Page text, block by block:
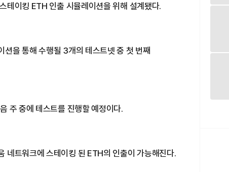
테이킹 ETH 인출 시뮬레이션을 위해 설계됐다.
을 통해 수행될 3개의 테스트넷 중 첫 번째
주 중에 테스트를 진행할 예정이다.
네트워크에 스테이킹 된 ETH의 인출이 가능해진다.